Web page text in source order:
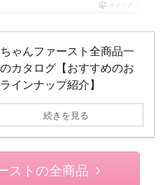
ポチップ
ゃんファースト全商品一
カタログ【おすすめのお
インナップ紹介】
続きを見る
ストの全商品